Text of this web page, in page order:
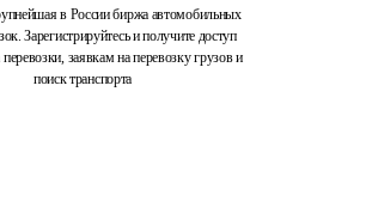
в России биржа автомобильных
Зарегистрируйтесь и получите доступ
заявкам на перевозку грузов и
поиск транспорта